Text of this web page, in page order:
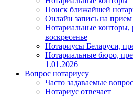
Поиск ближайшей
Онлайн запись на прием
Нотариальные конторы,
воскресенье
Нотариусы Беларуси,
Нотариальные бюро,
1.01.2026
Вопрос нотариусу
Часто задаваемые
Нотариус отвечает